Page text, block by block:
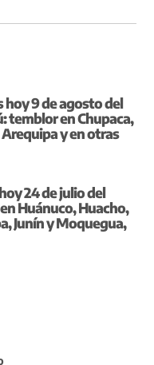
hoy 9 de agosto del
temblor en Chupaca,
Arequipa y en otras
24 de julio del
Huánuco, Huacho,
Junín y Moquegua,